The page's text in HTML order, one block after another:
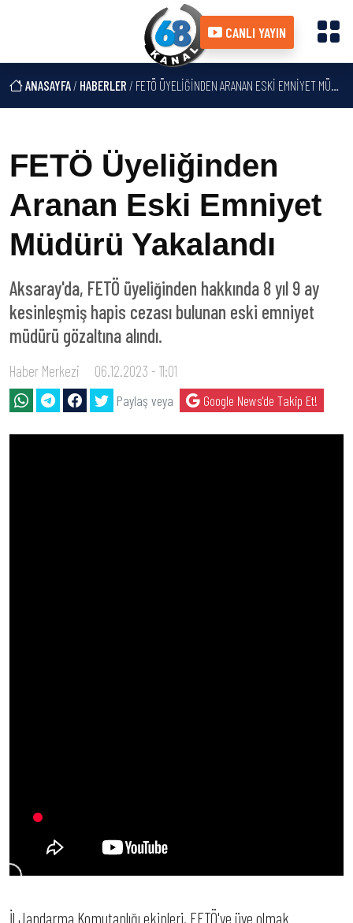
CANLI YAYIN
ANASAYFA/ HABERLER / FETÖ ÜYELIĞINDEN ARANAN ESKI EMNIYET MÜDÜRÜ YAKALANDI
FETÖ Üyeliğinden
Aranan Eski Emniyet
Müdürü Yakalandı
Aksaray'da, FETÖ üyeliğinden hakkında 8 yıl 9 ay
kesinleşmiş hapis cezası bulunan eski emniyet
müdürü gözaltına alındı.
Haber Merkezi 06.12.2023 - 11:01
Paylaş veya Google News'de Takip Et!
İl Jandarma Komutanlığı ekipleri, FETÖ'ye üye olmak